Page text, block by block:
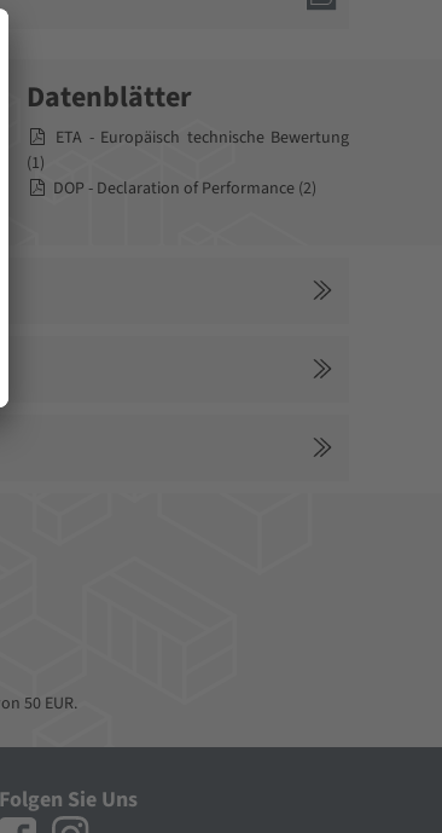
Datenblätter
ETA - Europäisch technische Bewertung
(1)
DOP - Declaration of Performance (2)
50 EUR.
Folgen Sie Uns